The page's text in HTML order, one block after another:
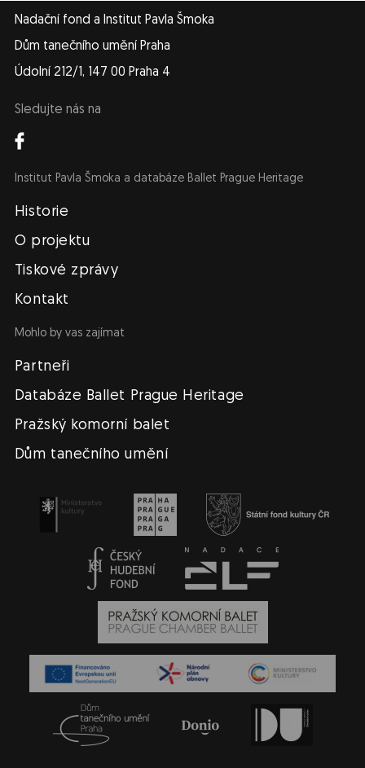
Nadační fond a Institut Pavla Šmoka
Dům tanečního umění Praha
Údolní 212/1, 147 00 Praha 4
Sledujte nás na
Navigace
Institut Pavla Šmoka a databáze Ballet Prague Heritage
Historie
O projektu
Tiskové zprávy
Kontakt
Mohlo by vas zajímat
Partneři
Databáze Ballet Prague Heritage
Pražský komorní balet
Dům tanečního umění